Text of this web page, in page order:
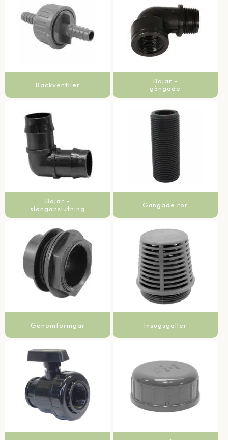
Backventiler
Böjar -
gängade
Böjar -
slanganslutning
Gängade rör
Genomföringar Insugsgaller